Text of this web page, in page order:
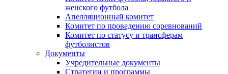
женского футбола
Апелляционный комитет
Комитет по проведению соревнований
Комитет по статусу и трансферам
футболистов
Документы
Учредительные документы
Стратегии и программы